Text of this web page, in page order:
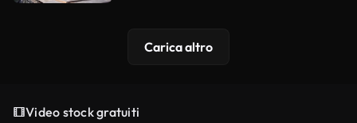
Carica altro
Video stock gratuiti